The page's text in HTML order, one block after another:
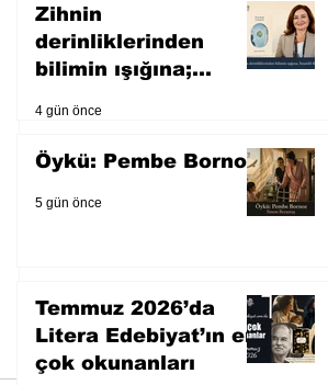
Zihnin
derinliklerinden
bilimin ışığına;
4 gün önce
Öykü: Pembe Bornoz
5 gün önce
Temmuz 2026’da
Litera Edebiyat’ın en
çok okunanları